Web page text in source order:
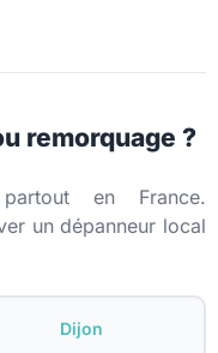
remorquage ?
en France.
un dépanneur local
Dijon